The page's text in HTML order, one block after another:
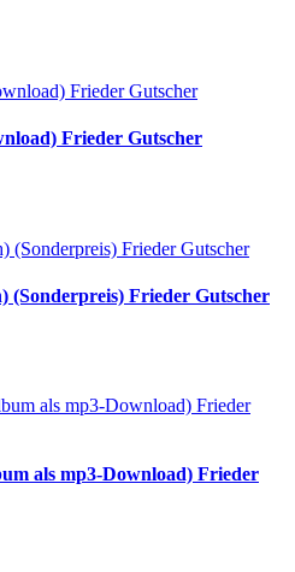
Frieder Gutscher
(Sonderpreis) Frieder Gutscher
als mp3-Download) Frieder